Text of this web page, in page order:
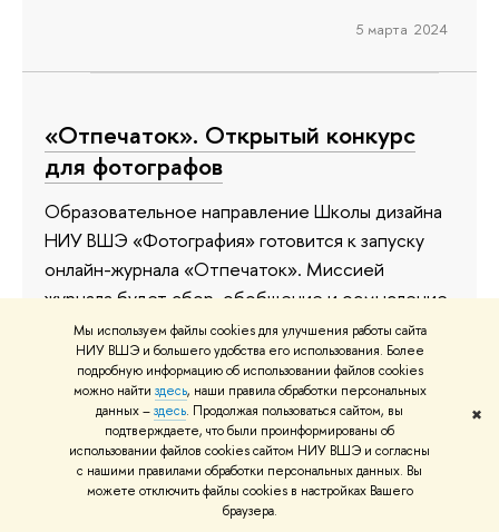
Мы используем файлы cookies для улучшения работы сайта
НИУ ВШЭ и большего удобства его использования. Более
подробную информацию об использовании файлов cookies
можно найти здесь, наши правила обработки персональных
данных –здесь. Продолжая пользоваться сайтом, вы
подтверждаете, что были проинформированы об
использовании файлов cookies сайтом НИУ ВШЭ и согласны
с нашими правилами обработки персональных данных. Вы
можете отключить файлы cookies в настройках Вашего
браузера.
✖
5 марта 2024
«Отпечаток». Открытый конкурс
для фотографов
Образовательное направление Школы дизайна
НИУ ВШЭ «Фотография» готовится к запуску
онлайн-журнала «Отпечаток». Миссией
журнала будет сбор, обобщение и осмысление
информации о состоянии современной
фотографии в России. Мы планируем
поддерживать талантливых фотографов и
предлагать им площадку для высказывания,
развития и объединения. До запуска журнала
мы проводим открытый конкурс, в котором
могут принять участие студенты Школы